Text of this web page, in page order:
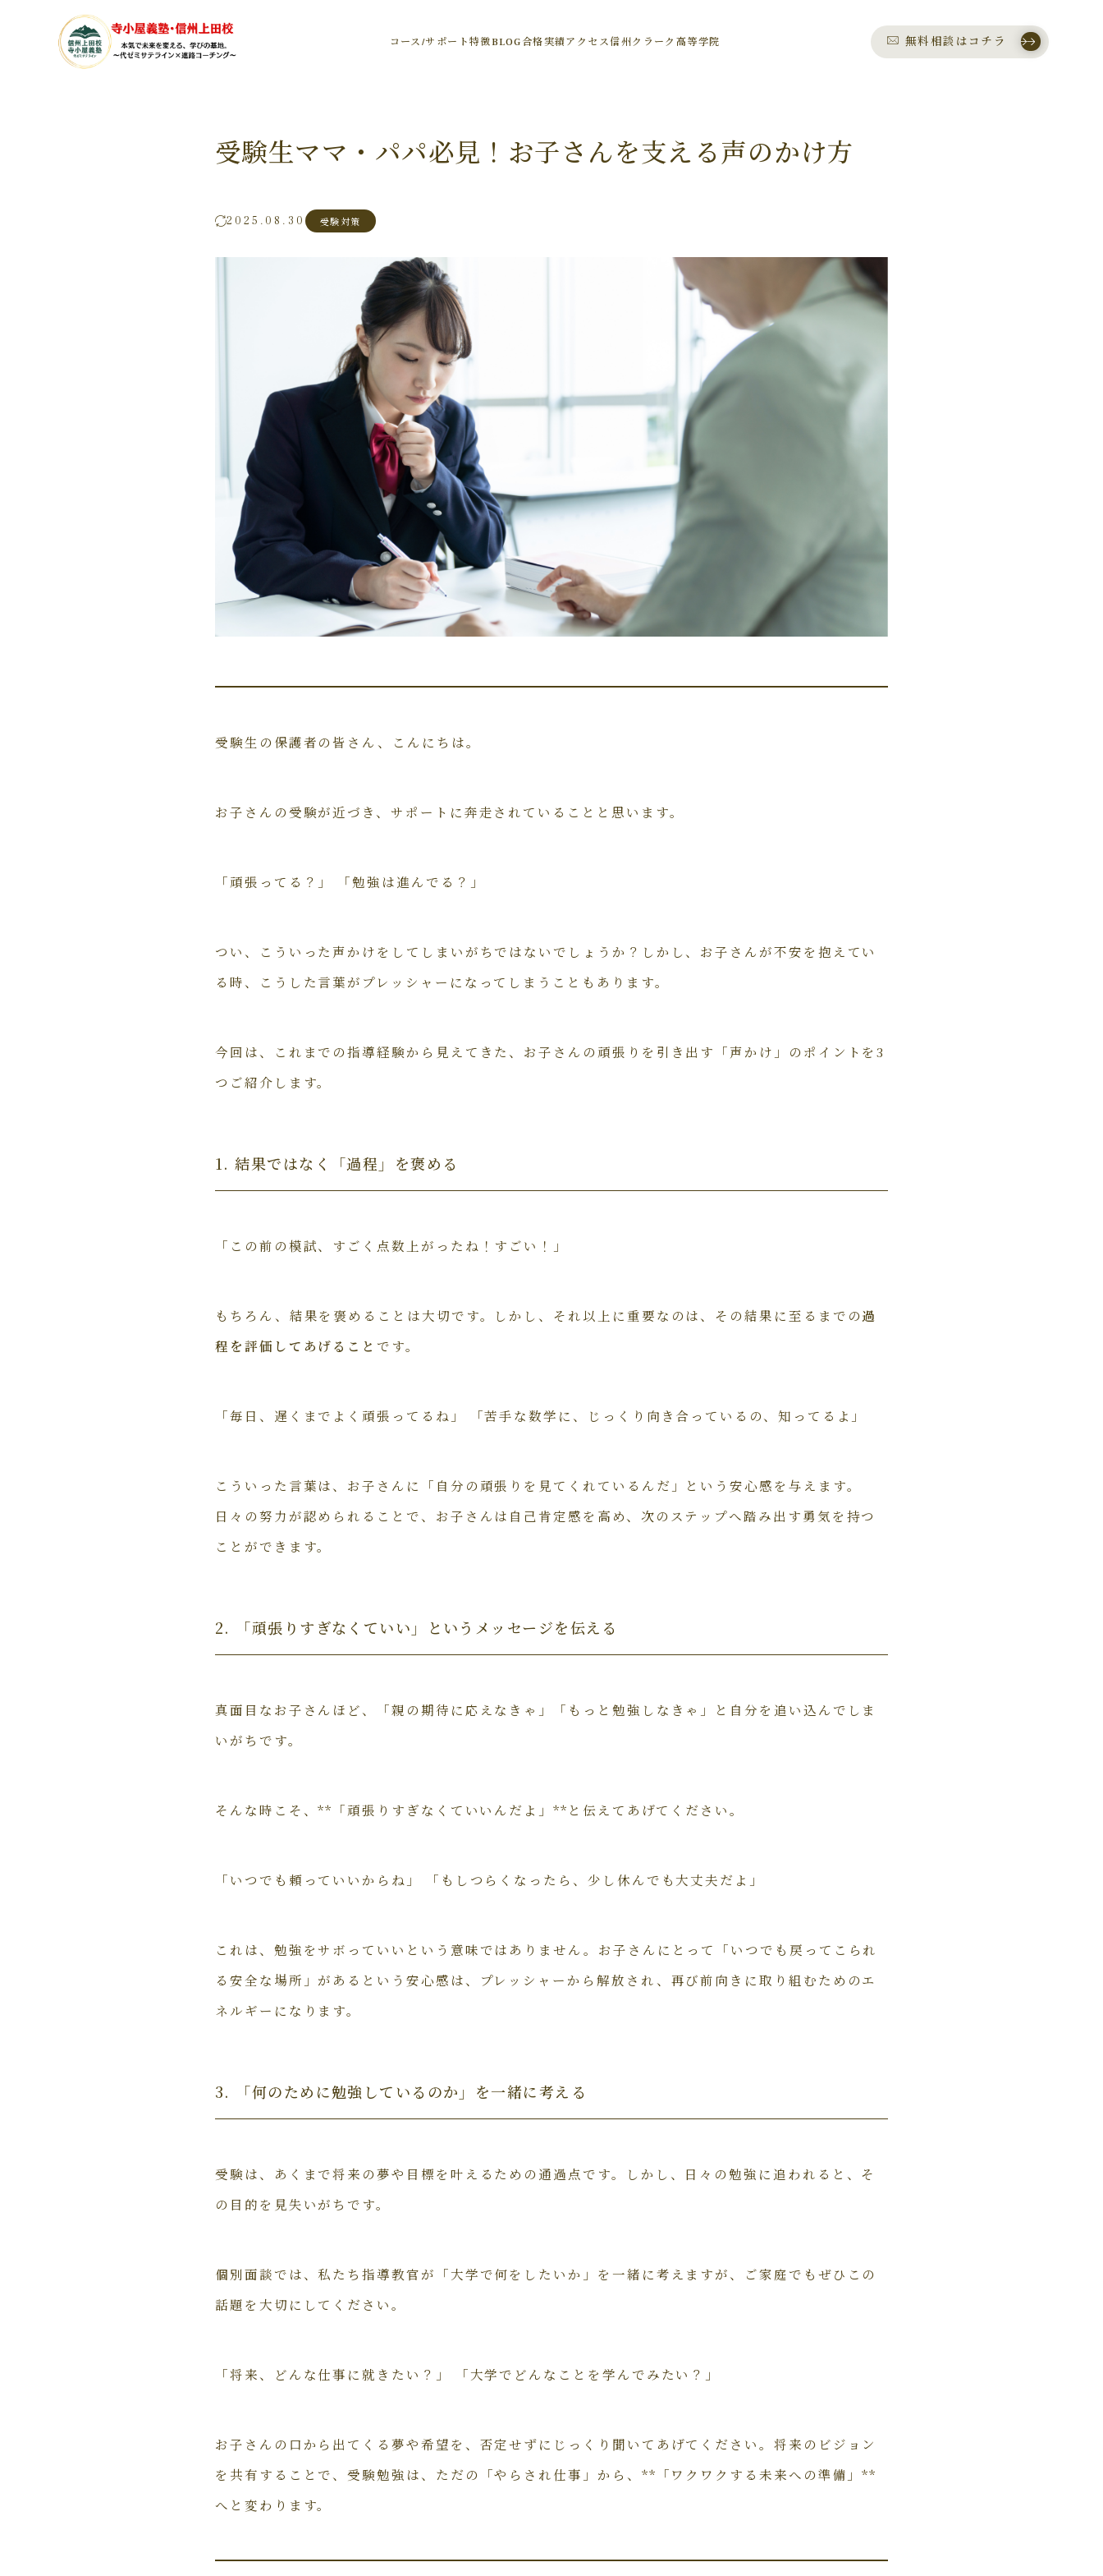
コース/サポート特徴BLOG合格実績アクセス信州クラーク高等学院 無料相談はコチラ
受験生ママ・パパ必見！お子さんを支える声のかけ方
2025.08.30 受験対策
受験生の保護者の皆さん、こんにちは。
お子さんの受験が近づき、サポートに奔走されていることと思います。
「頑張ってる？」 「勉強は進んでる？」
つい、こういった声かけをしてしまいがちではないでしょうか？しかし、お子さんが不安を抱えてい
る時、こうした言葉がプレッシャーになってしまうこともあります。
今回は、これまでの指導経験から見えてきた、お子さんの頑張りを引き出す「声かけ」のポイントを3
つご紹介します。
1. 結果ではなく「過程」を褒める
「この前の模試、すごく点数上がったね！すごい！」
もちろん、結果を褒めることは大切です。しかし、それ以上に重要なのは、その結果に至るまでの過
程を評価してあげること です。
「毎日、遅くまでよく頑張ってるね」 「苦手な数学に、じっくり向き合っているの、知ってるよ」
こういった言葉は、お子さんに「自分の頑張りを見てくれているんだ」という安心感を与えます。
日々の努力が認められることで、お子さんは自己肯定感を高め、次のステップへ踏み出す勇気を持つ
ことができます。
2. 「頑張りすぎなくていい」というメッセージを伝える
真面目なお子さんほど、「親の期待に応えなきゃ」「もっと勉強しなきゃ」と自分を追い込んでしま
いがちです。
そんな時こそ、**「頑張りすぎなくていいんだよ」**と伝えてあげてください。
「いつでも頼っていいからね」 「もしつらくなったら、少し休んでも大丈夫だよ」
これは、勉強をサボっていいという意味ではありません。お子さんにとって「いつでも戻ってこられ
る安全な場所」があるという安心感は、プレッシャーから解放され、再び前向きに取り組むためのエ
ネルギーになります。
3. 「何のために勉強しているのか」を一緒に考える
受験は、あくまで将来の夢や目標を叶えるための通過点です。しかし、日々の勉強に追われると、そ
の目的を見失いがちです。
個別面談では、私たち指導教官が「大学で何をしたいか」を一緒に考えますが、ご家庭でもぜひこの
話題を大切にしてください。
「将来、どんな仕事に就きたい？」 「大学でどんなことを学んでみたい？」
お子さんの口から出てくる夢や希望を、否定せずにじっくり聞いてあげてください。将来のビジョン
を共有することで、受験勉強は、ただの「やらされ仕事」から、**「ワクワクする未来への準備」**
へと変わります。